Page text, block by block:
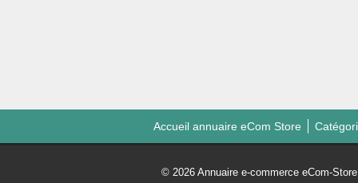
Accueil annuaire eCom Store
© 2026 Annuaire e-commerce eCom-